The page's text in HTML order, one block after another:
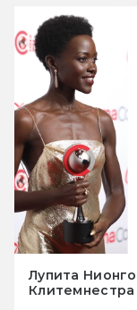
Лупита
Клитемнестра